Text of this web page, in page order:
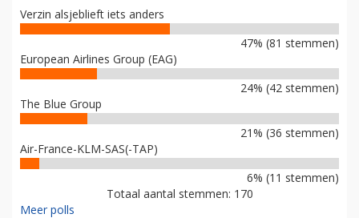
Verzin alsjeblieft iets anders
47% (81 stemmen)
European Airlines Group (EAG)
24% (42 stemmen)
The Blue Group
21% (36 stemmen)
Air-France-KLM-SAS(-TAP)
6% (11 stemmen)
Totaal aantal stemmen: 170
Meer polls